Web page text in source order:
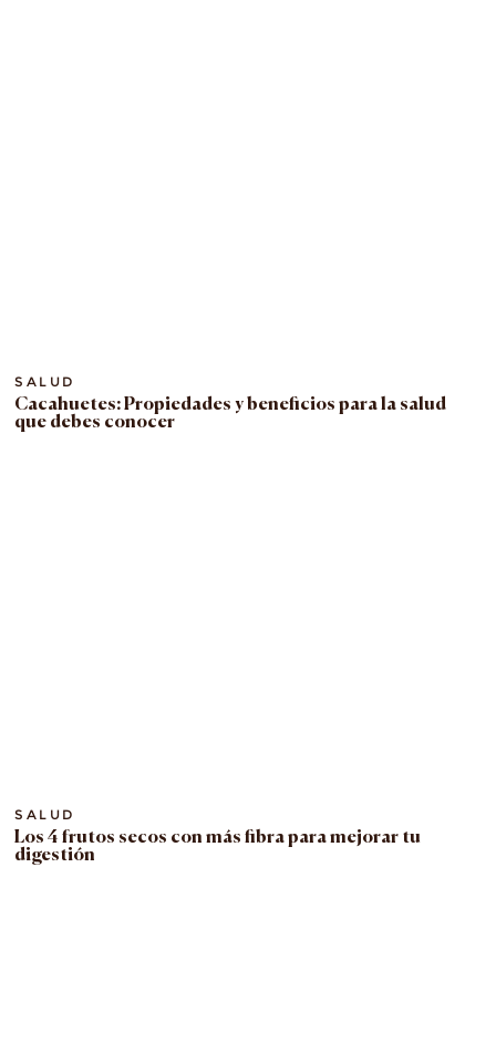
SALUD
Cacahuetes: Propiedades y beneficios para la salud
que debes conocer
SALUD
Los 4 frutos secos con más fibra para mejorar tu
digestión